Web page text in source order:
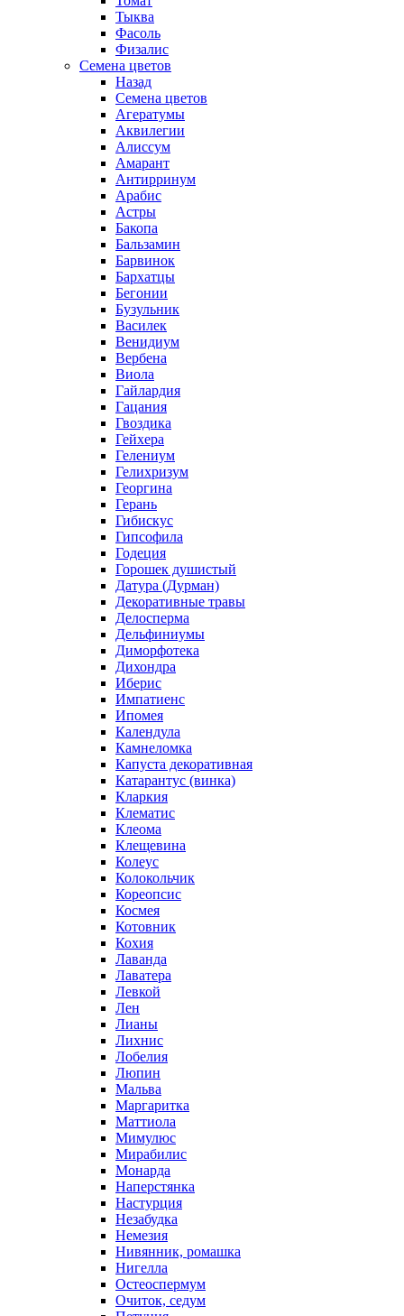
Тыква
Фасоль
Физалис
Семена цветов
Назад
Семена цветов
Агератумы
Аквилегии
Алиссум
Амарант
Антирринум
Арабис
Астры
Бакопа
Бальзамин
Барвинок
Бархатцы
Бегонии
Бузульник
Василек
Венидиум
Вербена
Виола
Гайлардия
Гацания
Гвоздика
Гейхера
Гелениум
Гелихризум
Георгина
Герань
Гибискус
Гипсофила
Годеция
Горошек душистый
Датура (Дурман)
Декоративные травы
Делосперма
Дельфиниумы
Диморфотека
Дихондра
Иберис
Импатиенс
Ипомея
Календула
Камнеломка
Капуста декоративная
Катарантус (винка)
Кларкия
Клематис
Клеома
Клещевина
Колеус
Колокольчик
Кореопсис
Космея
Котовник
Кохия
Лаванда
Лаватера
Левкой
Лен
Лианы
Лихнис
Лобелия
Люпин
Мальва
Маргаритка
Маттиола
Мимулюс
Мирабилис
Монарда
Наперстянка
Настурция
Незабудка
Немезия
Нивянник, ромашка
Нигелла
Остеоспермум
Очиток, седум